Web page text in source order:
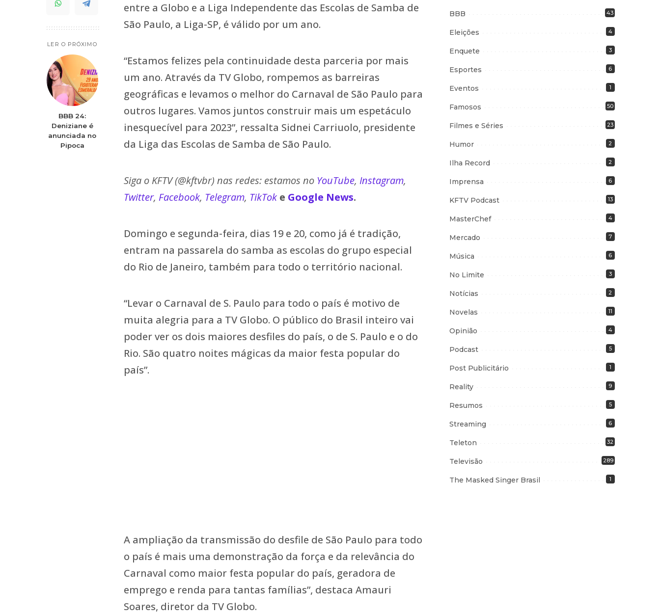
LER O PRÓXIMO
BBB 24:
Deniziane é
anunciada no
Pipoca
entre a Globo e a Liga Independente das Escolas de Samba de
São Paulo, a Liga-SP, é válido por um ano.
“Estamos felizes pela continuidade desta parceria por mais
um ano. Através da TV Globo, rompemos as barreiras
geográficas e levamos o melhor do Carnaval de São Paulo para
outros lugares. Vamos juntos construir mais um espetáculo
inesquecível para 2023”, ressalta Sidnei Carriuolo, presidente
da Liga das Escolas de Samba de São Paulo.
Siga o KFTV (@kftvbr) nas redes: estamos no YouTube, Instagram,
Twitter, Facebook, Telegram, TikTok e Google News.
Domingo e segunda-feira, dias 19 e 20, como já é tradição,
entram na passarela do samba as escolas do grupo especial
do Rio de Janeiro, também para todo o território nacional.
“Levar o Carnaval de S. Paulo para todo o país é motivo de
muita alegria para a TV Globo. O público do Brasil inteiro vai
poder ver os dois maiores desfiles do país, o de S. Paulo e o do
Rio. São quatro noites mágicas da maior festa popular do
país”.
A ampliação da transmissão do desfile de São Paulo para todo
o país é mais uma demonstração da força e da relevância do
Carnaval como maior festa popular do país, geradora de
emprego e renda para tantas famílias”, destaca Amauri
Soares, diretor da TV Globo.
BBB 43
Eleições 4
Enquete 3
Esportes 6
Eventos 1
Famosos 50
Filmes e Séries 23
Humor 2
Ilha Record 2
Imprensa 6
KFTV Podcast 13
MasterChef 4
Mercado 7
Música 6
No Limite 3
Notícias 2
Novelas 11
Opinião 4
Podcast 5
Post Publicitário 1
Reality 9
Resumos 5
Streaming 6
Teleton 32
Televisão 289
The Masked Singer Brasil 1